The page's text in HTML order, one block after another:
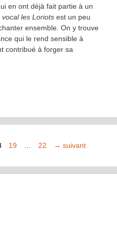
en ont déjà fait partie à un
vocal les Loriots est un peu
ensemble. On y trouve
qui le rend sensible à
contribué à forger sa
Page
19 Page
22 → suivant